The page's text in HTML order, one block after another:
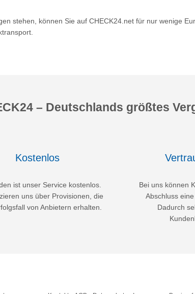
stehen, können Sie auf CHECK24.net für nur wenige
– Deutschlands größtes
Kostenlos
ist unser Service kostenlos.
uns über Provisionen, die
von Anbietern erhalten.
Bei uns können
Abschluss
Dadurch